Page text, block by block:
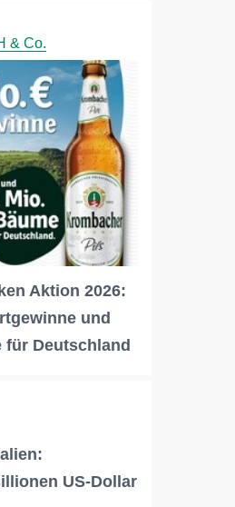
& Co.
Aktion 2026:
und
für Deutschland
US-Dollar